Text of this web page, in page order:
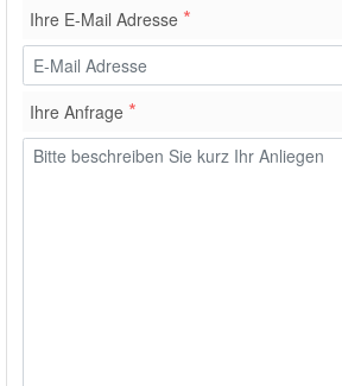
Ihre E-Mail Adresse *
Ihre Anfrage *